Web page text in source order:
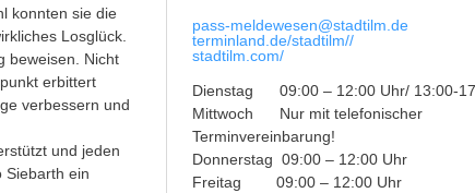
konnten sie die
Losglück.
beweisen. Nicht
erbittert
verbessern und
und jeden
Siebarth ein
pass-meldewesen@stadtilm.de
terminland.de/stadtilm//
stadtilm.com/
Dienstag 09:00 – 12:00 Uhr/ 13:00-
Mittwoch Nur mit telefonischer
Terminvereinbarung!
Donnerstag 09:00 – 12:00 Uhr
Freitag 09:00 – 12:00 Uhr